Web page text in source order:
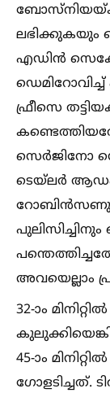
ലഭിക്കുകയും
എഡിന്‍
ഫ്രീസെ
സെര്‍ജിനോ
ടെയ്‌ലര്‍
അവയെല്ലാം
32-ാം
45-ാം
ഗോളടിച്ചത്.